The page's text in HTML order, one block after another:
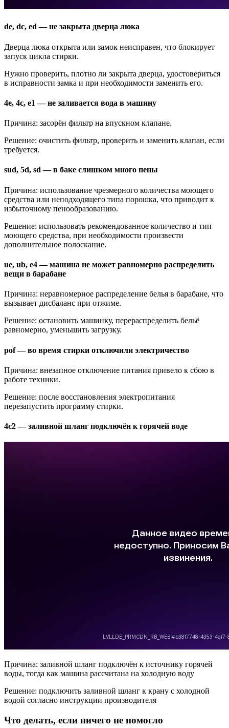
de, dc, ed — не закрыта дверца люка
Дверца люка открыта или замок неисправен, что блокирует
запуск цикла стирки.
Нужно проверить, плотно ли закрыта дверца, удостовериться
в исправности замка и при необходимости заменить его.
4e, 4c, e1 — не заливается вода в машину
Причина: засорён фильтр на впускном клапане.
Решение: очистить фильтр, проверить и заменить клапан, если
требуется.
sud, 5d, sd — в баке слишком много пены
Причина: использование чрезмерного количества моющего
средства или неподходящего типа порошка, что приводит к
избыточному пенообразованию.
Решение: использовать рекомендованное количество и тип
моющего средства, при необходимости произвести
дополнительное полоскание.
ue, ub, e4 — машина не может равномерно распределить
вещи в барабане
Причина: неравномерное распределение белья в барабане, что
вызывает дисбаланс при отжиме.
Решение: остановить машинку, перераспределить бельё
равномерно, уменьшить загрузку.
pof — во время стирки отключили электричество
Причина: внезапное отключение питания привело к сбою в
работе техники.
Решение: после восстановления электропитания
перезапустить программу стирки.
4с2 — заливной шланг подключён к горячей воде
Причина: заливной шланг подключён к источнику горячей
воды, тогда как машина рассчитана на холодную воду
Решение: подключить заливной шланг к крану с холодной
водой согласно инструкции производителя
Что делать, если ничего не помогло